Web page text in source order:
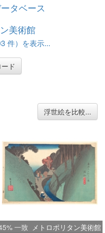
タベース
美術館
件）を表示...
ド
浮世絵を比較...
一致 メトロポリタン美術館